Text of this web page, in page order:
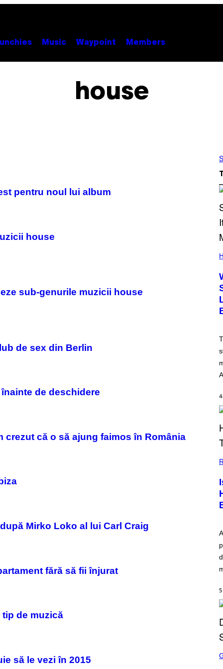
Music Waypoint Members
house
pentru noul lui album
house
sub-genurile muzicii house
de sex din Berlin
de deschidere
crezut că o să ajung faimos în România
Mirko Loko al lui Carl Craig
fără să fii înjurat
de muzică
să le vezi în 2015
C